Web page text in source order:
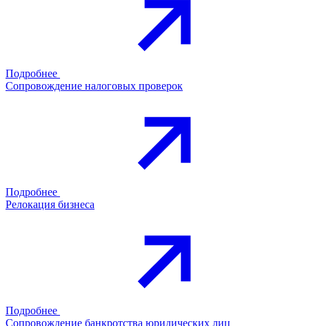
Подробнее
Сопровождение налоговых проверок
Подробнее
Релокация бизнеса
Подробнее
Сопровождение банкротства юридических лиц